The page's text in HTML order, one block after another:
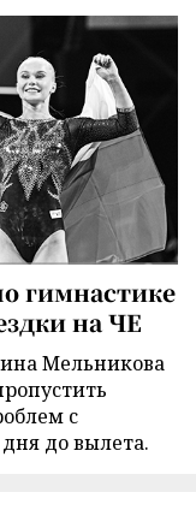
гимнастике
на ЧЕ
Мельникова
с
до вылета.